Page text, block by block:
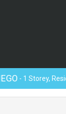
- 1 Storey,